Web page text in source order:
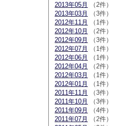
2013年05月
（2件）
2013年03月
（3件）
2012年11月
（1件）
2012年10月
（2件）
2012年09月
（3件）
2012年07月
（1件）
2012年06月
（1件）
2012年04月
（2件）
2012年03月
（1件）
2012年01月
（1件）
2011年11月
（3件）
2011年10月
（3件）
2011年09月
（4件）
2011年07月
（2件）